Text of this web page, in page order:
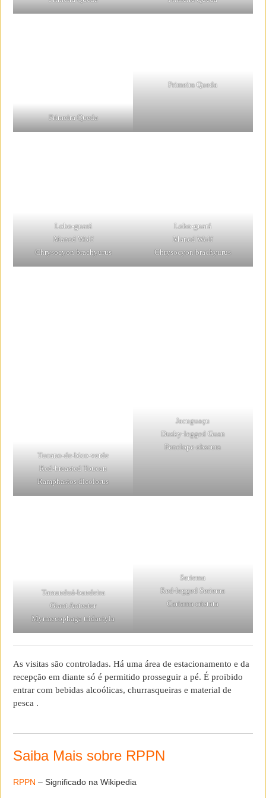
Primeira Queda
Primeira Queda
Lobo-guará
Maned Wolf
Chrysocyon brachyurus
Lobo-guará
Maned Wolf
Chrysocyon brachyurus
Tucano-de-bico-verde
Red-breasted Toucan
Ramphastos dicolorus
Jacuguaçu
Dusky-legged Guan
Penelope obscura
Tamanduá-bandeira
Giant Anteater
Myrmecophaga tridactyla
Seriema
Red-legged Seriema
Cariama cristata
As visitas são controladas. Há uma área de estacionamento e da
recepção em diante só é permitido prosseguir a pé. É proibido
entrar com bebidas alcoólicas, churrasqueiras e material de
pesca .
Saiba Mais sobre RPPN
RPPN – Significado na Wikipedia